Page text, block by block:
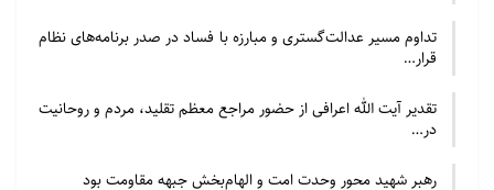
تداوم مسیر عدالت‌گستری و مبارزه با فساد در صدر برنامه‌های نظام
قرار…
تقدیر آیت الله اعرافی از حضور مراجع معظم تقلید، مردم و روحانیت
در…
رهبر شهید محور وحدت امت و الهام‌بخش جبهه مقاومت بود